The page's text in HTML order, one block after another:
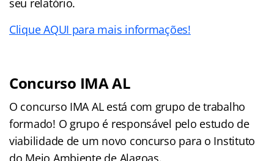
Clique AQUI para mais informações!
Concurso IMA AL
O concurso IMA AL está com grupo de trabalho
formado! O grupo é responsável pelo estudo de
viabilidade de um novo concurso para o Instituto
do Meio Ambiente de Alagoas.